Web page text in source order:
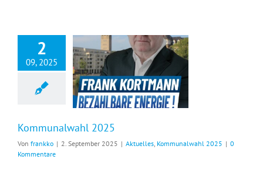
2
09, 2025
Kommunalwahl 2025
Von frankko | 2. September 2025 | Aktuelles Kommunalwahl 2025 | 0
Kommentare